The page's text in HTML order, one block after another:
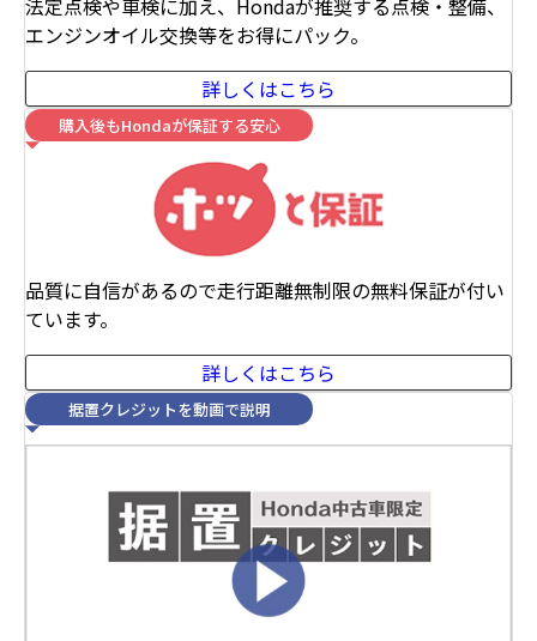
法定点検や車検に加え、Hondaが推奨する点検・整備、
エンジンオイル交換等をお得にパック。
詳しくはこちら
購入後もHondaが保証する安心
品質に自信があるので走行距離無制限の無料保証が付い
ています。
詳しくはこちら
据置クレジットを動画で説明